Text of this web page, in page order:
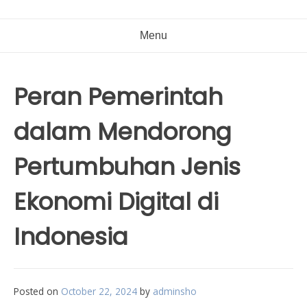
Menu
Peran Pemerintah
dalam Mendorong
Pertumbuhan Jenis
Ekonomi Digital di
Indonesia
Posted on October 22, 2024 by adminsho